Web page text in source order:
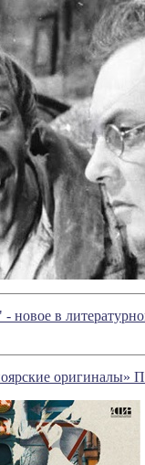
- новое в
оригиналы»